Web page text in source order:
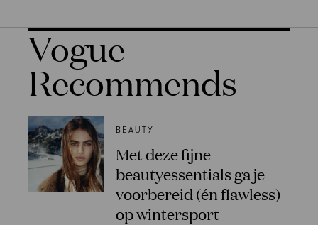
Vogue
Recommends
BEAUTY
Met deze fijne
beautyessentials ga je
voorbereid (én flawless)
op wintersport